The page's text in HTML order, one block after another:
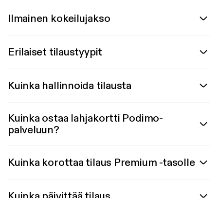
Ilmainen kokeilujakso
Erilaiset tilaustyypit
Kuinka hallinnoida tilausta
Kuinka ostaa lahjakortti Podimo-
palveluun?
Kuinka korottaa tilaus Premium -tasolle